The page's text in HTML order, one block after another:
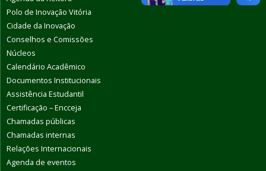
Polo de Inovação Vitória
Cidade da Inovação
Conselhos e Comissões
Núcleos
Calendário Acadêmico
Documentos Institucionais
Assistência Estudantil
Certificação – Encceja
Chamadas públicas
Chamadas internas
Relações Internacionais
Agenda de eventos